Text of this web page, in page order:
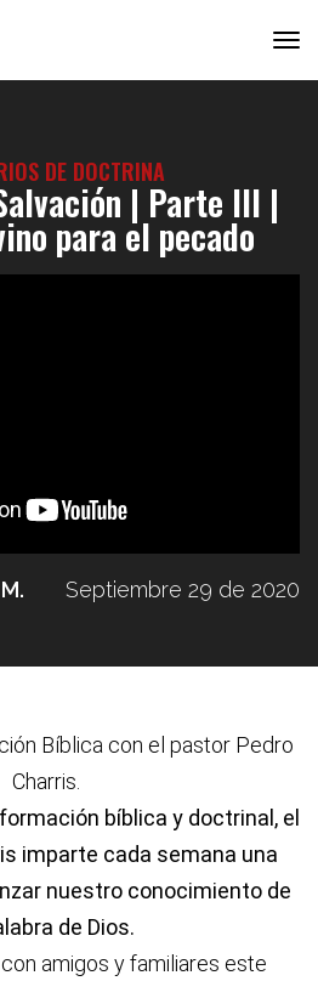
DE DOCTRINA
| Parte III |
para el pecado
Septiembre 29 de 2020
Bíblica con el pastor Pedro
Charris.
bíblica y doctrinal, el
imparte cada semana una
nuestro conocimiento de
de Dios.
amigos y familiares este